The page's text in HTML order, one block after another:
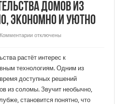
домов из
экономно и уютно
Комментариик
домов
из
соломы:
экологично,
и
уютно
отключены
растёт интерес к
технологиям. Одним из
доступных решений
из соломы. Звучит необычно,
становится понятно, что